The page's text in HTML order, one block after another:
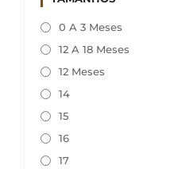
0 A 3 Meses
12 A 18 Meses
12 Meses
14
15
16
17